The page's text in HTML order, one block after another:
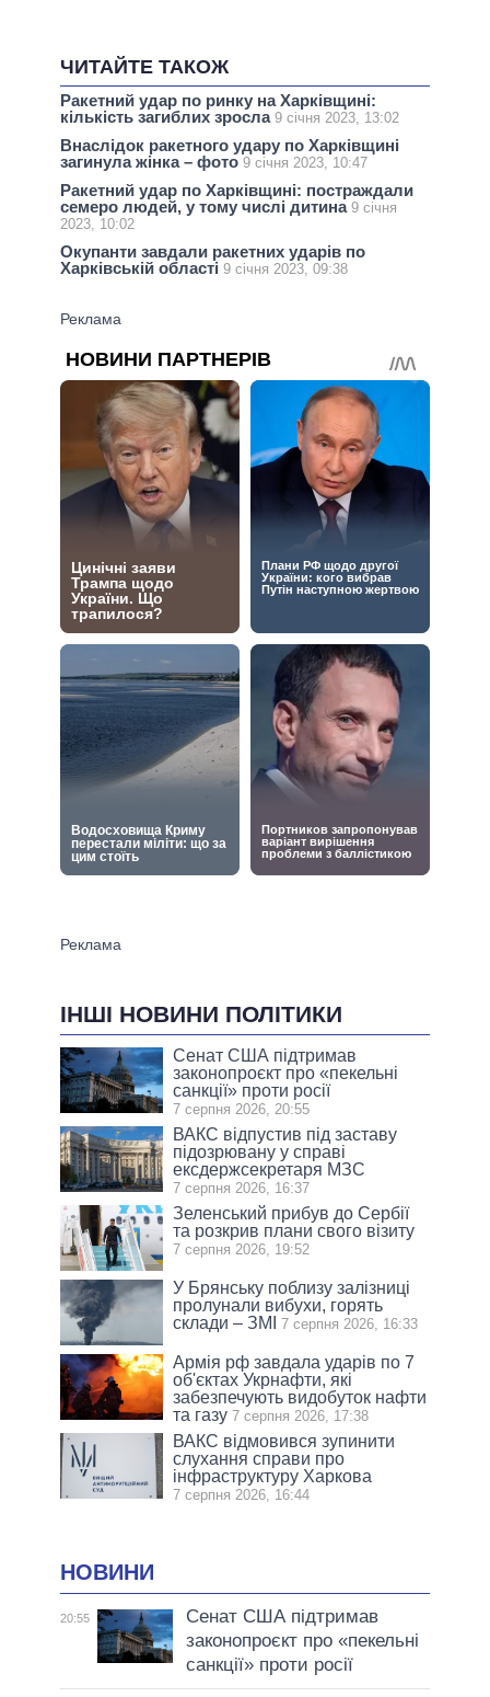
ЧИТАЙТЕ ТАКОЖ
Ракетний удар по ринку на Харківщині:
кількість загиблих зросла 9 січня 2023, 13:02
Внаслідок ракетного удару по Харківщині
загинула жінка – фото 9 січня 2023, 10:47
Ракетний удар по Харківщині: постраждали
семеро людей, у тому числі дитина 9 січня
2023, 10:02
Окупанти завдали ракетних ударів по
Харківській області 9 січня 2023, 09:38
ІНШІ НОВИНИ ПОЛІТИКИ
Сенат США підтримав
законопроєкт про «пекельні
санкції» проти росії
7 серпня 2026, 20:55
ВАКС відпустив під заставу
підозрювану у справі
ексдержсекретаря МЗС
7 серпня 2026, 16:37
Зеленський прибув до Сербії
та розкрив плани свого візиту
7 серпня 2026, 19:52
У Брянську поблизу залізниці
пролунали вибухи, горять
склади – ЗМІ
7 серпня 2026, 16:33
Армія рф завдала ударів по 7
об'єктах Укрнафти, які
забезпечують видобуток нафти
та газу 7 серпня 2026, 17:38
ВАКС відмовився зупинити
слухання справи про
інфраструктуру Харкова
7 серпня 2026, 16:44
НОВИНИ
20:55
Сенат США підтримав
законопроєкт про «пекельні
санкції» проти росії